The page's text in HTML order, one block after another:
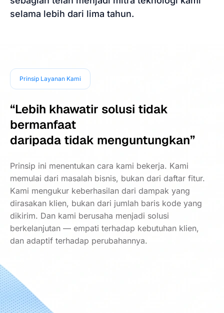
selama lebih dari lima tahun.
Prinsip Layanan Kami
“Lebih khawatir solusi tidak
bermanfaat
daripada tidak menguntungkan”
Prinsip ini menentukan cara kami bekerja. Kami
memulai dari masalah bisnis, bukan dari daftar fitur.
Kami mengukur keberhasilan dari dampak yang
dirasakan klien, bukan dari jumlah baris kode yang
dikirim. Dan kami berusaha menjadi solusi
berkelanjutan — empati terhadap kebutuhan klien,
dan adaptif terhadap perubahannya.